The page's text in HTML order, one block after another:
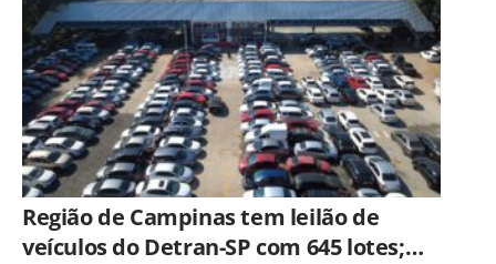
Região de Campinas tem leilão de
veículos do Detran-SP com 645 lotes;